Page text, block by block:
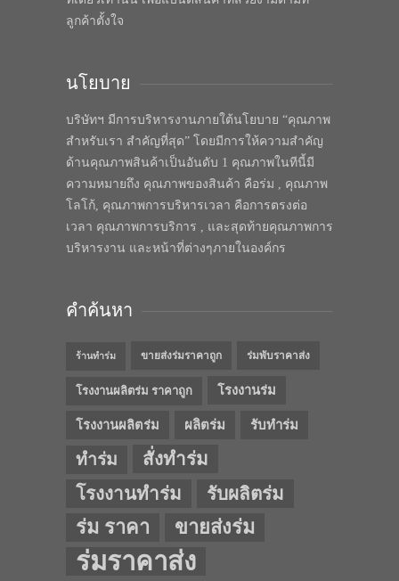
ลูกค้าตั้งใจ
นโยบาย
บริษัทฯ มีการบริหารงานภายใต้นโยบาย “คุณภาพ
สำหรับเรา สำคัญที่สุด” โดยมีการให้ความสำคัญ
ด้านคุณภาพสินค้าเป็นอันดับ 1 คุณภาพในทีนี้มี
ความหมายถึง คุณภาพของสินค้า คือร่ม , คุณภาพ
โลโก้, คุณภาพการบริหารเวลา คือการตรงต่อ
เวลา คุณภาพการบริการ , และสุดท้ายคุณภาพการ
บริหารงาน และหน้าที่ต่างๆภายในองค์กร
คำค้นหา
ร้านทำร่ม ขายส่งร่มราคาถูก ร่มพับราคาส่ง
โรงงานผลิตร่ม ราคาถูก โรงงานร่ม
โรงงานผลิตร่ม ผลิตร่ม รับทำร่ม
ทำร่ม
สั่งทำร่ม
โรงงานทำร่ม
รับผลิตร่ม
ร่ม ราคา ขายส่งร่ม
ร่มราคาส่ง